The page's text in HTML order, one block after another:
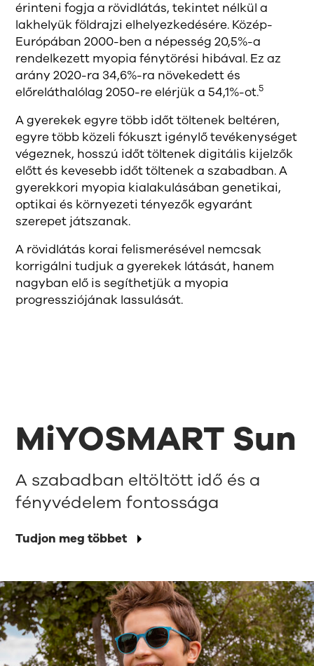
érinteni fogja a rövidlátás, tekintet nélkül a
lakhelyük földrajzi elhelyezkedésére. Közép-
Európában 2000-ben a népesség 20,5%-a
rendelkezett myopia fénytörési hibával. Ez az
arány 2020-ra 34,6%-ra növekedett és
előreláthalólag 2050-re elérjük a 54,1%-ot.5
A gyerekek egyre több időt töltenek beltéren,
egyre több közeli fókuszt igénylő tevékenységet
végeznek, hosszú időt töltenek digitális kijelzők
előtt és kevesebb időt töltenek a szabadban. A
gyerekkori myopia kialakulásában genetikai,
optikai és környezeti tényezők egyaránt
szerepet játszanak.
A rövidlátás korai felismerésével nemcsak
korrigálni tudjuk a gyerekek látását, hanem
nagyban elő is segíthetjük a myopia
progressziójának lassulását.
MiYOSMART Sun
Tudjon meg többet
A szabadban eltöltött idő és a
fényvédelem fontossága